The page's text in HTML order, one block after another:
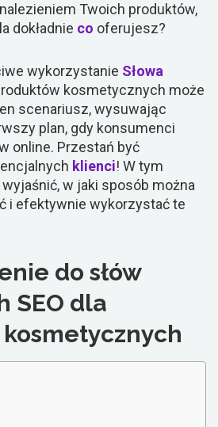
Twoich produktów,
dokładnie co oferujesz?
wykorzystanie Słowa
kosmetycznych może
scenariusz, wysuwając
plan, gdy konsumenci
online. Przestań być
klienci! W tym
w jaki sposób można
i efektywnie wykorzystać te
do słów
SEO dla